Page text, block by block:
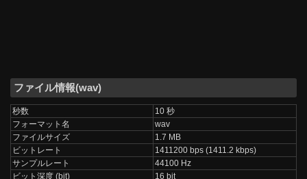
ファイル情報(wav)
秒数
10 秒
フォーマット名
wav
ファイルサイズ
1.7 MB
ビットレート
1411200 bps (1411.2 kbps)
サンプルレート
44100 Hz
ビット深度 (bit)
16 bit